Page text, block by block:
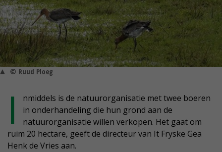
© Ruud Ploeg
I
nmiddels is de natuurorganisatie met twee boeren
in onderhandeling die hun grond aan de
natuurorganisatie willen verkopen. Het gaat om
ruim 20 hectare, geeft de directeur van It Fryske Gea
Henk de Vries aan.